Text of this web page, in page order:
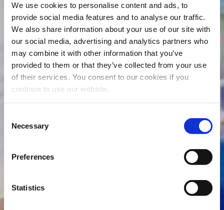
We use cookies to personalise content and ads, to
provide social media features and to analyse our traffic.
We also share information about your use of our site with
our social media, advertising and analytics partners who
may combine it with other information that you’ve
provided to them or that they’ve collected from your use
of their services. You consent to our cookies if you
continue to use our website.
Selection
Necessary
Preferences
Statistics